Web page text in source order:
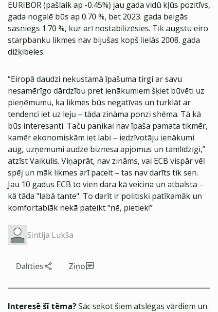
EURIBOR (pašlaik ap -0.45%) jau gada vidū kļūs pozitīvs,
gada nogalē būs ap 0.70 %, bet 2023. gada beigās
sasniegs 1.70 %, kur arī nostabilizēsies. Tik augstu eiro
starpbanku likmes nav bijušas kopš lielās 2008. gada
dižķibeles.
“Eiropā daudzi nekustamā īpašuma tirgi ar savu
nesamērīgo dārdzību pret ienākumiem šķiet būvēti uz
pieņēmumu, ka likmes būs negatīvas un turklāt ar
tendenci iet uz leju – tāda zināma ponzi shēma. Tā kā
būs interesanti. Taču panikai nav īpaša pamata tikmēr,
kamēr ekonomiskām iet labi – iedzīvotāju ienākumi
aug, uzņēmumi audzē biznesa apjomus un tamlīdzīgi,”
atzīst Vaikulis. Viņaprāt, nav zināms, vai ECB vispār vēl
spēj un māk likmes arī pacelt – tas nav darīts tik sen.
Jau 10 gadus ECB to vien dara kā veicina un atbalsta –
kā tāda "labā tante". To darīt ir politiski patīkamāk un
komfortablāk nekā pateikt “nē, pietiek!”
Sintija Lukša
Dalīties Ziņo
Interesē šī tēma?Sāc sekot šiem atslēgas vārdiem un